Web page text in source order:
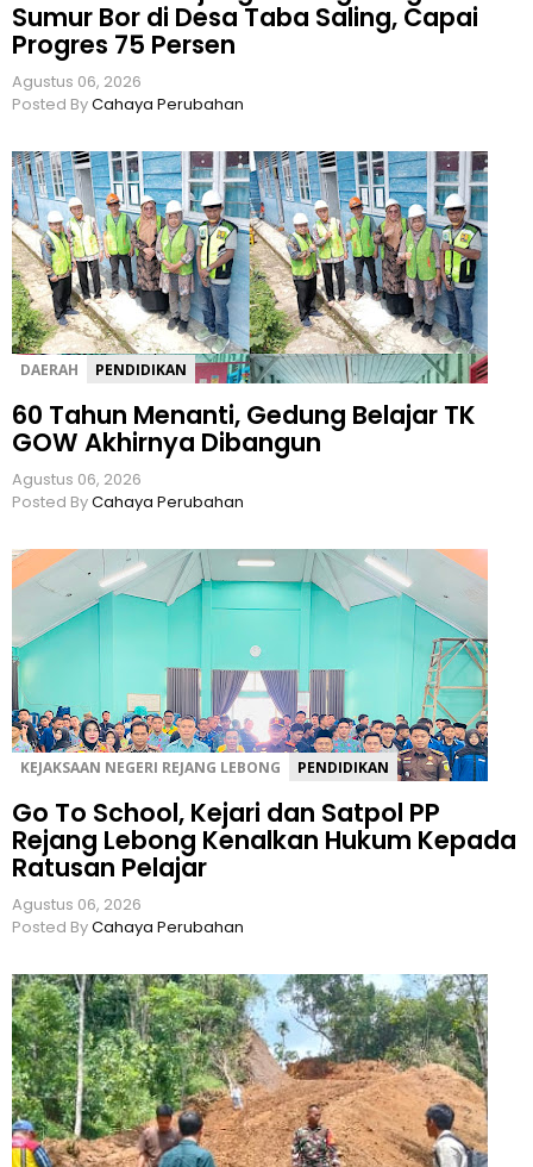
Sumur Bor di Desa Taba Saling, Capai
Progres 75 Persen
Agustus 06, 2026
Posted ByCahaya Perubahan
DAERAH PENDIDIKAN
60 Tahun Menanti, Gedung Belajar TK
GOW Akhirnya Dibangun
Agustus 06, 2026
Posted ByCahaya Perubahan
KEJAKSAAN NEGERI REJANG LEBONG PENDIDIKAN
Go To School, Kejari dan Satpol PP
Rejang Lebong Kenalkan Hukum Kepada
Ratusan Pelajar
Agustus 06, 2026
Posted ByCahaya Perubahan